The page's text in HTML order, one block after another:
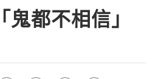
都不相信」